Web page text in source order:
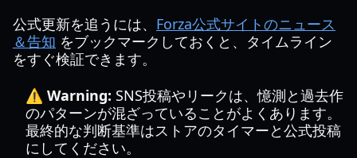
公式更新を追うには、 Forza公式サイトのニュース
＆告知 をブックマークしておくと、タイムライン
をすぐ検証できます。
⚠️ Warning: SNS投稿やリークは、憶測と過去作
のパターンが混ざっていることがよくあります。
最終的な判断基準はストアのタイマーと公式投稿
にしてください。